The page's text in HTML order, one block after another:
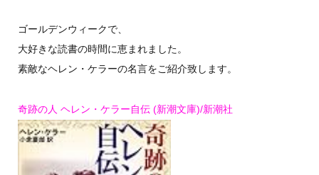
ゴールデンウィークで、
大好きな読書の時間に恵まれました。
素敵なヘレン・ケラーの名言をご紹介致します。
奇跡の人 ヘレン・ケラー自伝 (新潮文庫)/新潮社